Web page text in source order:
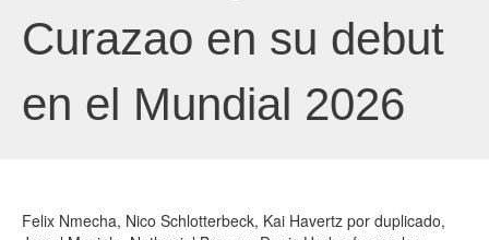
Curazao en su debut
en el Mundial 2026
Felix Nmecha, Nico Schlotterbeck, Kai Havertz por duplicado,